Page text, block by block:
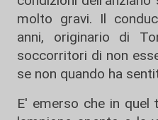
molto gravi. Il
anni, originario di
soccorritori di non
se non quando ha
E' emerso che in